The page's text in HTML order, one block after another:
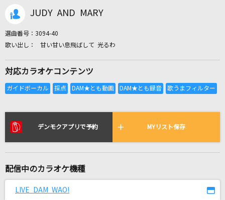
全国りれき
NOA
Da-iCE
JUDY AND MARY
選曲番号： 3094-40
甘い甘い息飛ばして 光るわ
対応カラオケコンテンツ
デンモクアプリで予約 MYリスト保存
配信中のカラオケ機種
LIVE DAM WAO!